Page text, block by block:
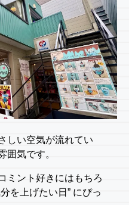
しい空気が流れてい
囲気です。
ミント好きにはもちろ
を上げたい日” にぴっ